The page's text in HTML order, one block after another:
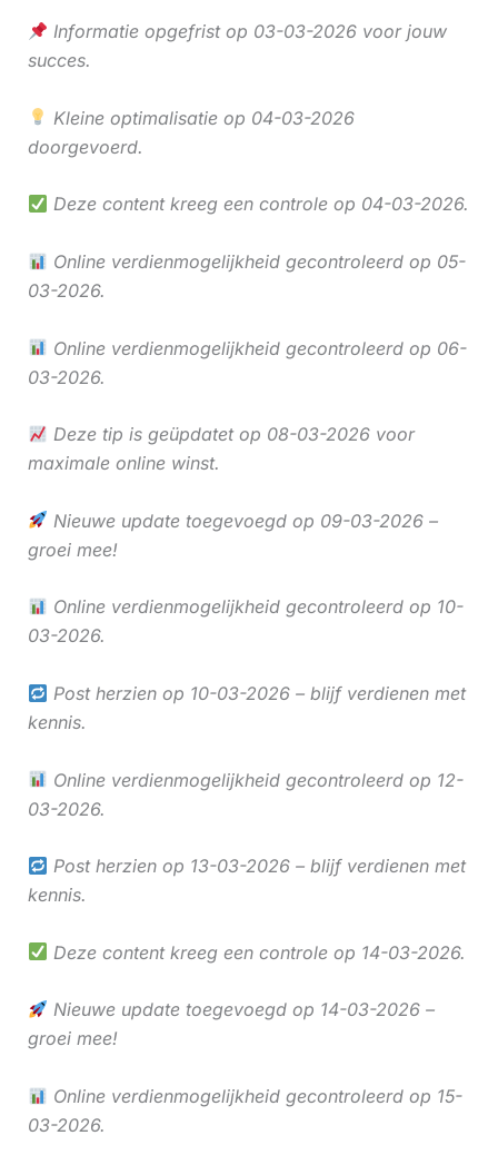
Informatie opgefrist op 03-03-2026 voor jouw
succes.
Kleine optimalisatie op 04-03-2026
doorgevoerd.
Deze content kreeg een controle op 04-03-2026.
Online verdienmogelijkheid gecontroleerd op 05-
03-2026.
Online verdienmogelijkheid gecontroleerd op 06-
03-2026.
Deze tip is geüpdatet op 08-03-2026 voor
maximale online winst.
Nieuwe update toegevoegd op 09-03-2026 –
groei mee!
Online verdienmogelijkheid gecontroleerd op 10-
03-2026.
Post herzien op 10-03-2026 – blijf verdienen met
kennis.
Online verdienmogelijkheid gecontroleerd op 12-
03-2026.
Post herzien op 13-03-2026 – blijf verdienen met
kennis.
Deze content kreeg een controle op 14-03-2026.
Nieuwe update toegevoegd op 14-03-2026 –
groei mee!
Online verdienmogelijkheid gecontroleerd op 15-
03-2026.